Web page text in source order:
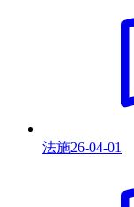
法施26-04-01